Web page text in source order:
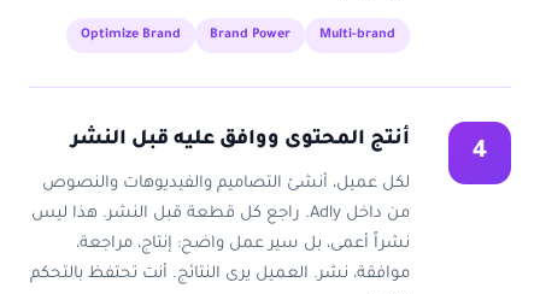
Multi-brand
Brand Power
Optimize Brand
4 أنتج المحتوى ووافق عليه قبل النشر
لكل عميل، أنشئ التصاميم والفيديوهات والنصوص
من داخل Adly. راجع كل قطعة قبل النشر. هذا ليس
نشراً أعمى، بل سير عمل واضح: إنتاج، مراجعة،
موافقة، نشر. العميل يرى النتائج. أنت تحتفظ بالتحكم